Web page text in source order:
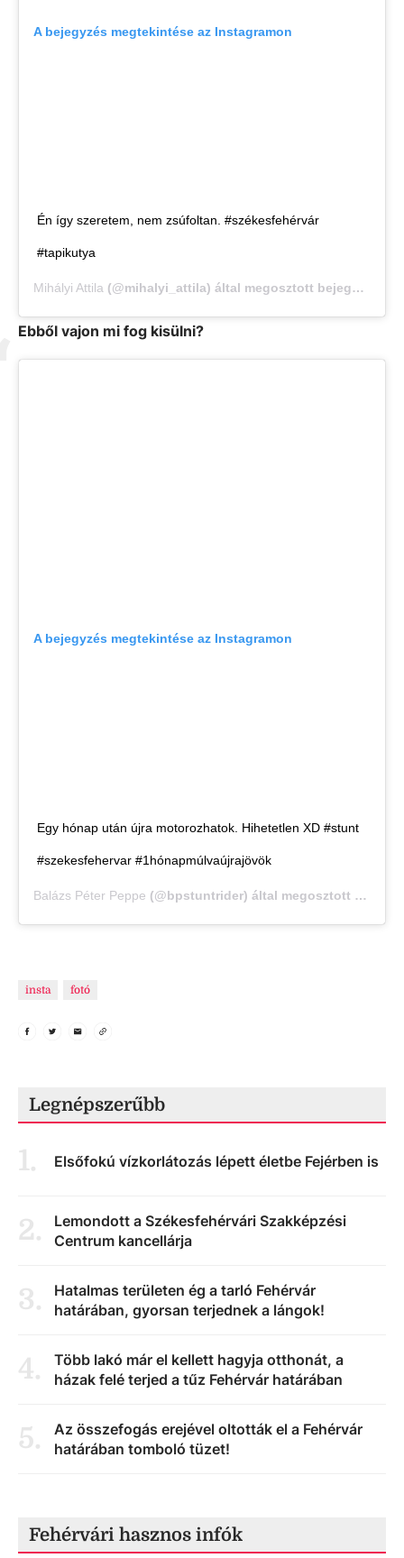
A bejegyzés megtekintése az Instagramon
Én így szeretem, nem zsúfoltan. #székesfehérvár
#tapikutya
Mihályi Attila (@mihalyi_attila) által megosztott bejegyzés,
Ebből vajon mi fog kisülni?
A bejegyzés megtekintése az Instagramon
Egy hónap után újra motorozhatok. Hihetetlen XD #stunt
#szekesfehervar #1hónapmúlvaújrajövök
Balázs Péter Peppe (@bpstuntrider) által megosztott bejegyzés,
insta fotó
Legnépszerűbb
1. Elsőfokú vízkorlátozás lépett életbe Fejérben is
2.
Lemondott a Székesfehérvári Szakképzési
Centrum kancellárja
3.
Hatalmas területen ég a tarló Fehérvár
határában, gyorsan terjednek a lángok!
4.
Több lakó már el kellett hagyja otthonát, a
házak felé terjed a tűz Fehérvár határában
5.
Az összefogás erejével oltották el a Fehérvár
határában tomboló tüzet!
Fehérvári hasznos infók